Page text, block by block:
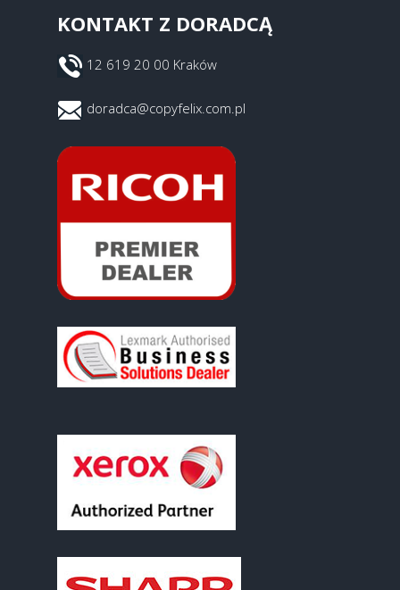
KONTAKT Z DORADCĄ
12 619 20 00 Kraków
doradca@copyfelix.com.pl